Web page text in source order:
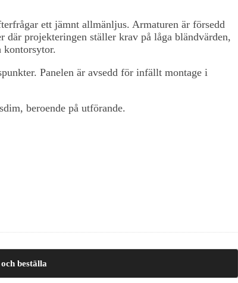
ett jämnt allmänljus. Armaturen är försedd
projekteringen ställer krav på låga bländvärden,
kontorsytor.
Panelen är avsedd för infällt montage i
beroende på utförande.
beställa